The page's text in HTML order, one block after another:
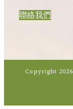
聯絡我們
Copyright